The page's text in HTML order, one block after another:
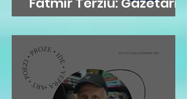
kujtesë, poezia si atdhe